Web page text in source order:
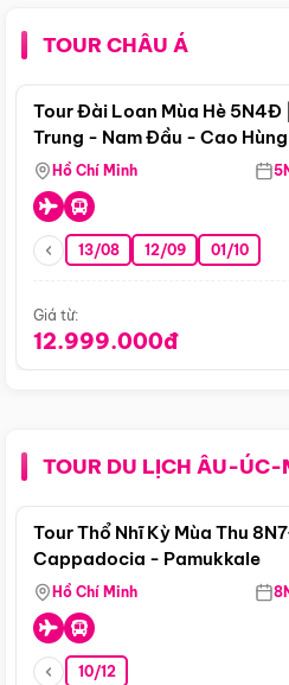
TOUR CHÂU Á
Tour Đài Loan Mùa Hè
Trung - Nam Đầu - Cao
Hồ Chí Minh
13/08 12/09 01/10
Giá từ:
12.999.000đ
TOUR DU LỊCH ÂU-
Tour Thổ Nhĩ Kỳ Mùa Thu
Cappadocia - Pamukkale
Hồ Chí Minh
10/12